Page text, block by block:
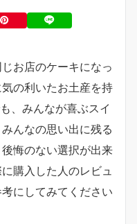
お店のケーキになっ
の利いたお土産を持
、みんなが喜ぶスイ
んなの思い出に残る
悔のない選択が出来
購入した人のレビュ
にしてみてください